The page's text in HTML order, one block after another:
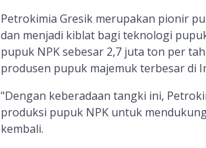
Petrokimia Gresik merupakan pionir
dan menjadi kiblat bagi teknologi
pupuk NPK sebesar 2,7 juta ton per
produsen pupuk majemuk terbesar di
"Dengan keberadaan tangki ini,
produksi pupuk NPK untuk
kembali.